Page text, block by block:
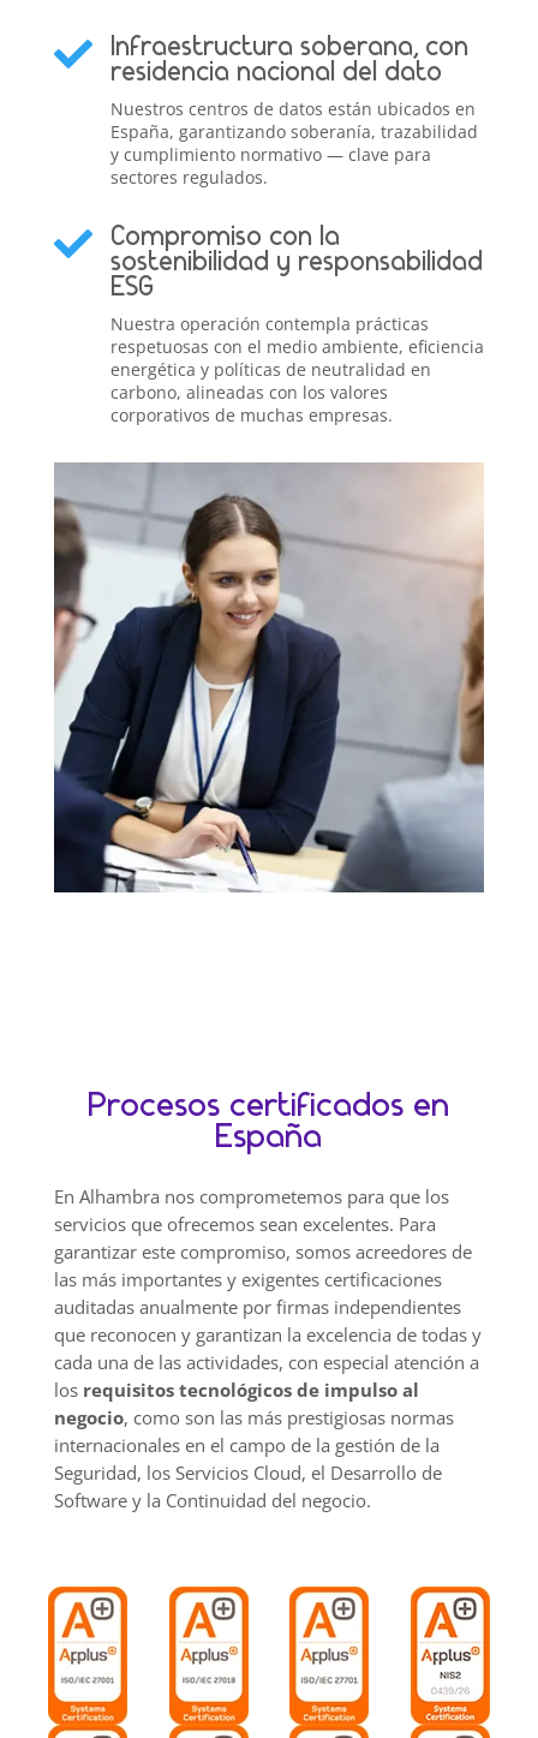
 Infraestructura soberana, con
residencia nacional del dato
Nuestros centros de datos están ubicados en
España, garantizando soberanía, trazabilidad
y cumplimiento normativo — clave para
sectores regulados.
 Compromiso con la
sostenibilidad y responsabilidad
ESG
Nuestra operación contempla prácticas
respetuosas con el medio ambiente, eficiencia
energética y políticas de neutralidad en
carbono, alineadas con los valores
corporativos de muchas empresas.
Procesos certificados en
España
En Alhambra nos comprometemos para que los
servicios que ofrecemos sean excelentes. Para
garantizar este compromiso, somos acreedores de
las más importantes y exigentes certificaciones
auditadas anualmente por firmas independientes
que reconocen y garantizan la excelencia de todas y
cada una de las actividades, con especial atención a
los requisitos tecnológicos de impulso al
negocio, como son las más prestigiosas normas
internacionales en el campo de la gestión de la
Seguridad, los Servicios Cloud, el Desarrollo de
Software y la Continuidad del negocio.